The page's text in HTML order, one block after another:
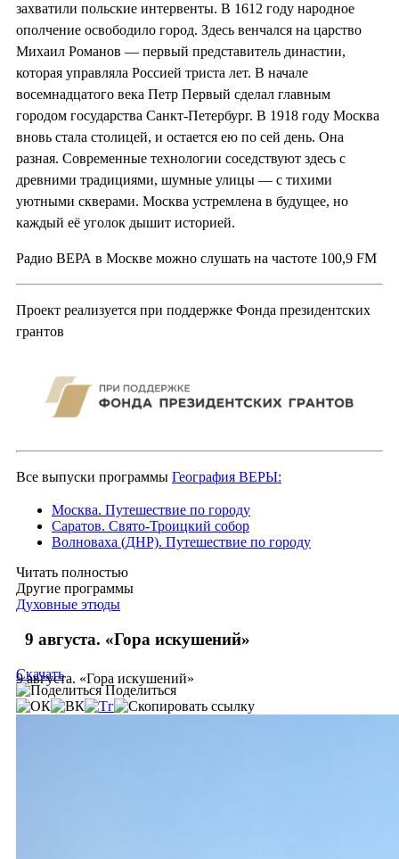
захватили польские интервенты. В 1612 году народное
ополчение освободило город. Здесь венчался на царство
Михаил Романов — первый представитель династии,
которая управляла Россией триста лет. В начале
восемнадцатого века Петр Первый сделал главным
городом государства Санкт-Петербург. В 1918 году Москва
вновь стала столицей, и остается ею по сей день. Она
разная. Современные технологии соседствуют здесь с
древними традициями, шумные улицы — с тихими
уютными скверами. Москва устремлена в будущее, но
каждый её уголок дышит историей.
Радио ВЕРА в Москве можно слушать на частоте 100,9 FM
Проект реализуется при поддержке Фонда президентских
грантов
Все выпуски программы География ВЕРЫ:
Москва. Путешествие по городу
Саратов. Свято-Троицкий собор
Волноваха (ДНР). Путешествие по городу
Читать полностью
Другие программы
Духовные этюды
9 августа. «Гора искушений»
9 августа. «Гора искушений»
Скачать
Поделиться